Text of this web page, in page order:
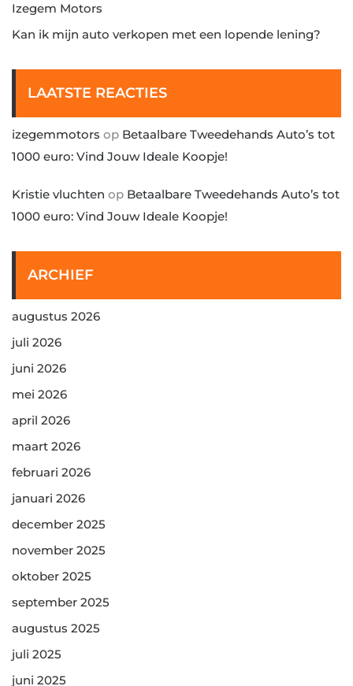
Izegem Motors
Kan ik mijn auto verkopen met een lopende lening?
LAATSTE REACTIES
izegemmotors op Betaalbare Tweedehands Auto’s tot
1000 euro: Vind Jouw Ideale Koopje!
Kristie vluchten op Betaalbare Tweedehands Auto’s tot
1000 euro: Vind Jouw Ideale Koopje!
ARCHIEF
augustus 2026
juli 2026
juni 2026
mei 2026
april 2026
maart 2026
februari 2026
januari 2026
december 2025
november 2025
oktober 2025
september 2025
augustus 2025
juli 2025
juni 2025